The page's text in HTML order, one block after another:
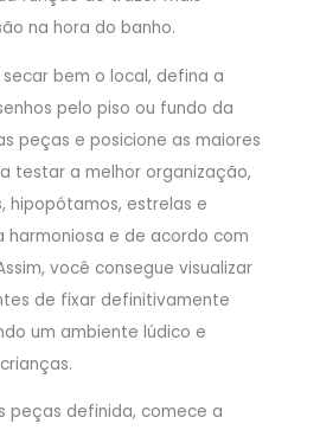
na hora do banho.
bem o local, defina a
pelo piso ou fundo da
peças e posicione as maiores
testar a melhor organização,
hipopótamos, estrelas e
e de acordo com
você consegue visualizar
de fixar definitivamente
um ambiente lúdico e
peças definida, comece a